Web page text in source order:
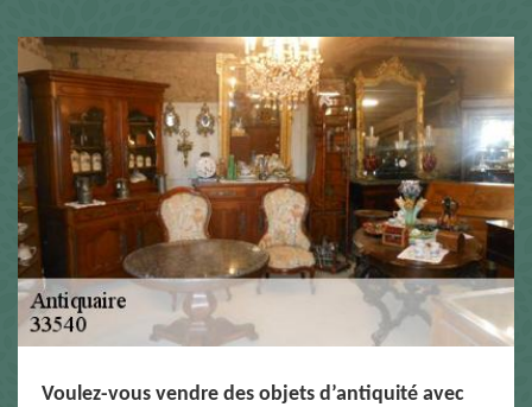
Voulez-vous vendre des objets d’antiquité avec